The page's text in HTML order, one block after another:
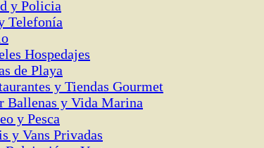
y Policia
Telefonía
Hospedajes
de Playa
y Tiendas Gourmet
Ballenas y Vida Marina
y Pesca
y Vans Privadas